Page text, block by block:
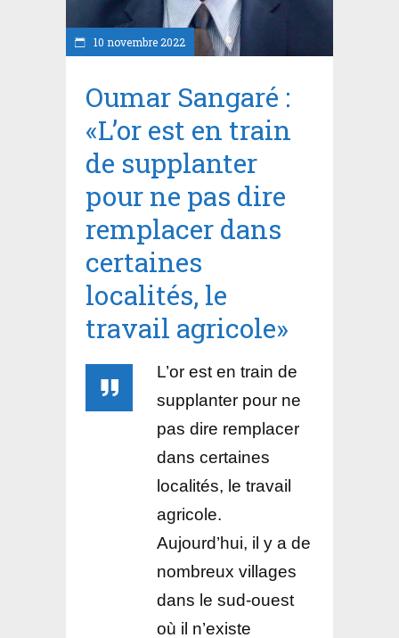
10 novembre 2022
Oumar Sangaré :
«L’or est en train
de supplanter
pour ne pas dire
remplacer dans
certaines
localités, le
travail agricole»
L’or est en train de
supplanter pour ne
pas dire remplacer
dans certaines
localités, le travail
agricole.
Aujourd’hui, il y a de
nombreux villages
dans le sud-ouest
où il n’existe